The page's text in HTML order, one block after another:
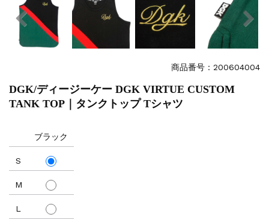
商品番号：200604004
DGK/ディージーケー DGK VIRTUE CUSTOM
TANK TOP｜タンクトップ Tシャツ
S
M
L
ブラック